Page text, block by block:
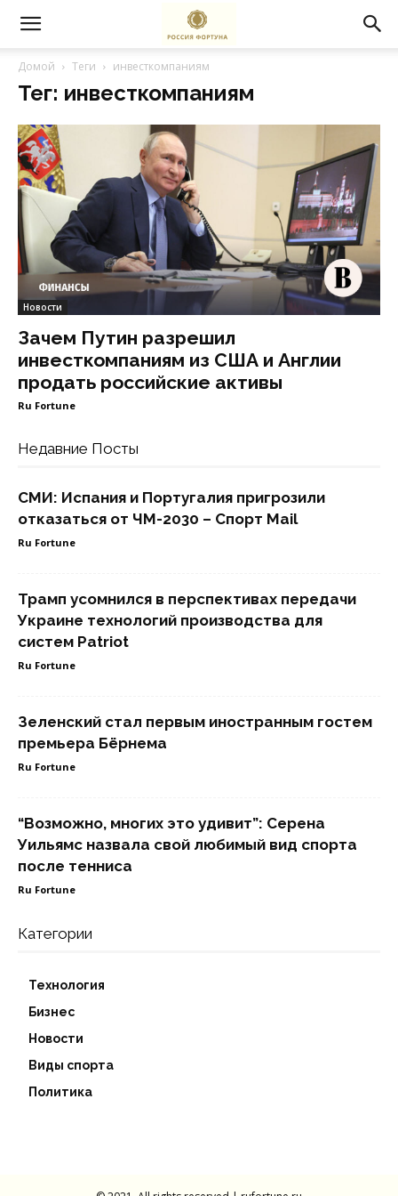
Домой Теги инвесткомпаниям
Тег: инвесткомпаниям
Новости
Зачем Путин разрешил
инвесткомпаниям из США и Англии
продать российские активы
Ru Fortune
Недавние Посты
СМИ: Испания и Португалия пригрозили
отказаться от ЧМ-2030 – Спорт Mail
Ru Fortune
Трамп усомнился в перспективах передачи
Украине технологий производства для
систем Patriot
Ru Fortune
Зеленский стал первым иностранным гостем
премьера Бёрнема
Ru Fortune
“Возможно, многих это удивит”: Серена
Уильямс назвала свой любимый вид спорта
после тенниса
Ru Fortune
Категории
Технология
Бизнес
Новости
Виды спорта
Политика